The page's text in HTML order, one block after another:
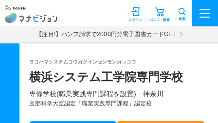
マナビジョン パンフ・願書
ログイン 検索
【注目!】パンフ請求で2000円分電子図書カードGET
ヨコハマシステムコウガクインセンモンガッコウ
横浜システム工学院専門学校
専修学校(職業実践専門課程を設置) 神奈川
文部科学大臣認定「職業実践専門課程」認定校